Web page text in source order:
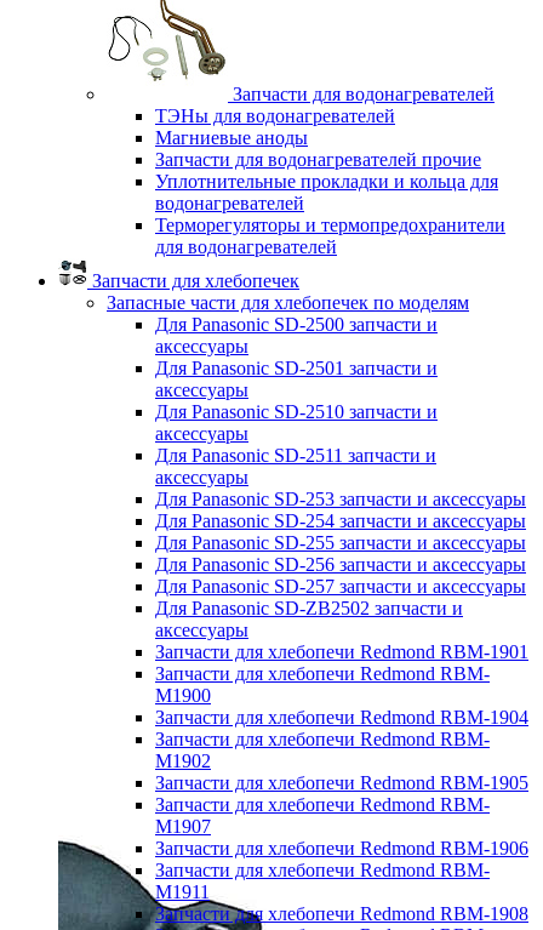
Запчасти для водонагревателей
ТЭНы для водонагревателей
Магниевые аноды
Запчасти для водонагревателей прочие
Уплотнительные прокладки и кольца для
водонагревателей
Терморегуляторы и термопредохранители
для водонагревателей
Запчасти для хлебопечек
Запасные части для хлебопечек по моделям
Для Panasonic SD-2500 запчасти и
аксессуары
Для Panasonic SD-2501 запчасти и
аксессуары
Для Panasonic SD-2510 запчасти и
аксессуары
Для Panasonic SD-2511 запчасти и
аксессуары
Для Panasonic SD-253 запчасти и аксессуары
Для Panasonic SD-254 запчасти и аксессуары
Для Panasonic SD-255 запчасти и аксессуары
Для Panasonic SD-256 запчасти и аксессуары
Для Panasonic SD-257 запчасти и аксессуары
Для Panasonic SD-ZB2502 запчасти и
аксессуары
Запчасти для хлебопечи Redmond RBM-1901
Запчасти для хлебопечи Redmond RBM-
M1900
Запчасти для хлебопечи Redmond RBM-1904
Запчасти для хлебопечи Redmond RBM-
M1902
Запчасти для хлебопечи Redmond RBM-1905
Запчасти для хлебопечи Redmond RBM-
M1907
Запчасти для хлебопечи Redmond RBM-1906
Запчасти для хлебопечи Redmond RBM-
M1911
Запчасти для хлебопечи Redmond RBM-1908